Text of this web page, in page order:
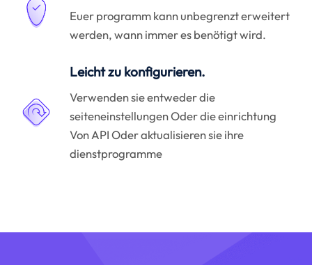
Euer programm kann unbegrenzt erweitert
werden, wann immer es benötigt wird.
Leicht zu konfigurieren.
Verwenden sie entweder die
seiteneinstellungen Oder die einrichtung
Von API Oder aktualisieren sie ihre
dienstprogramme